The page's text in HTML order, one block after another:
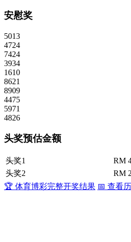
安慰奖
5013
4724
7424
3934
1610
8621
8909
4475
5971
4826
头奖预估金额
头奖1
RM
头奖2
RM
🏆 体育博彩完整开奖结果 📅 查看